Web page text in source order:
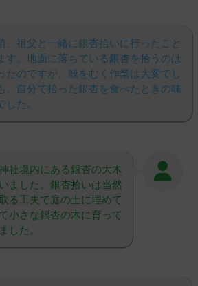
、祖父と一緒に銀杏拾いに行ったこと
す。地面に落ちている銀杏を拾うのは
たのですが、殻をむく作業は大変でし
、自分で拾った銀杏を食べたときの味
た。
社境内にある銀杏の大木
ました。銀杏拾いは当然
る工夫で庭の土に埋めて
小さな銀杏の木に育って
した。